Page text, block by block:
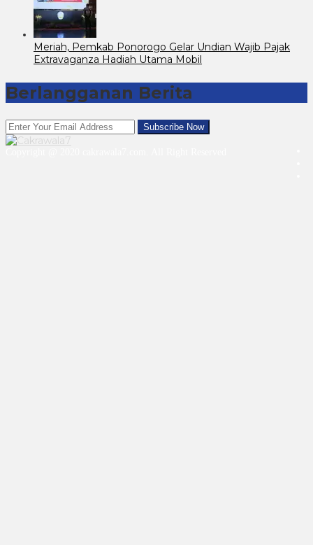
Meriah, Pemkab Ponorogo Gelar Undian Wajib Pajak
Extravaganza Hadiah Utama Mobil
Berlangganan Berita